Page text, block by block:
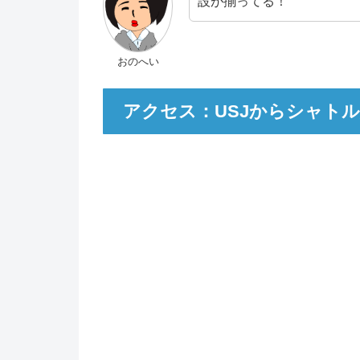
おのへい
アクセス：USJからシャト